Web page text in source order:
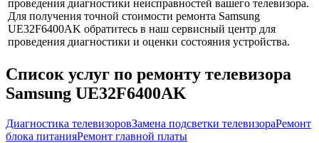
проведения диагностики неисправностей вашего телевизора.
Для получения точной стоимости ремонта Samsung
UE32F6400AK обратитесь в наш сервисный центр для
проведения диагностики и оценки состояния устройства.
Список услуг по ремонту телевизора
Samsung UE32F6400AK
Диагностика телевизоровЗамена подсветки телевизораРемонт
блока питанияРемонт главной платы